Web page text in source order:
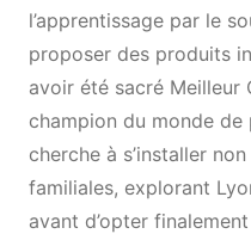
l’apprentissage par le
proposer des produits
avoir été sacré Meilleur
champion du monde
cherche à s’installer
familiales, explorant
avant d’opter